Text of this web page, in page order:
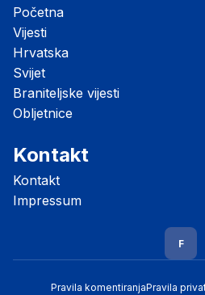
Početna
Vijesti
Hrvatska
Svijet
Braniteljske vijesti
Obljetnice
Kontakt
Kontakt
Impressum
F
Pravila komentiranjaPravila